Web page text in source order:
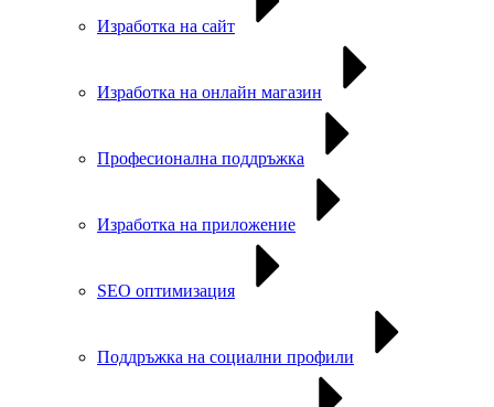
Изработка на сайт
Изработка на онлайн магазин
Професионална поддръжка
Изработка на приложение
SEO оптимизация
Поддръжка на социални профили